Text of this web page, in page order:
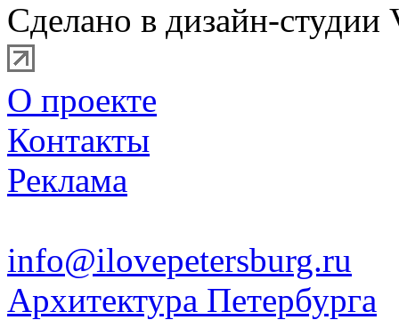
Сделано в дизайн-студии
О проекте
Контакты
Реклама
info@ilovepetersburg.ru
Архитектура Петербурга